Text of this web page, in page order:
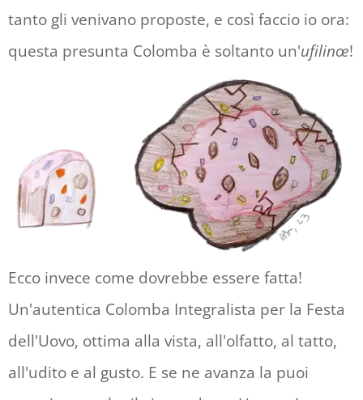
tanto gli venivano proposte, e così faccio io ora:
questa presunta Colomba è soltanto un'ufilinœ!
Ecco invece come dovrebbe essere fatta!
Un'autentica Colomba Integralista per la Festa
dell'Uovo, ottima alla vista, all'olfatto, al tatto,
all'udito e al gusto. E se ne avanza la puoi